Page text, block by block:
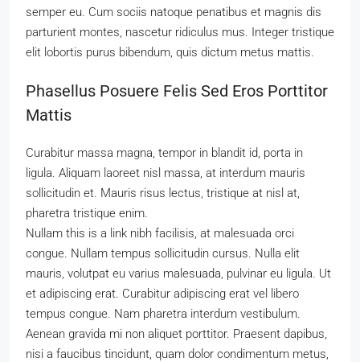
semper eu. Cum sociis natoque penatibus et magnis dis
parturient montes, nascetur ridiculus mus. Integer tristique
elit lobortis purus bibendum, quis dictum metus mattis.
Phasellus Posuere Felis Sed Eros Porttitor
Mattis
Curabitur massa magna, tempor in blandit id, porta in
ligula. Aliquam laoreet nisl massa, at interdum mauris
sollicitudin et. Mauris risus lectus, tristique at nisl at,
pharetra tristique enim.
Nullam this is a link nibh facilisis, at malesuada orci
congue. Nullam tempus sollicitudin cursus. Nulla elit
mauris, volutpat eu varius malesuada, pulvinar eu ligula. Ut
et adipiscing erat. Curabitur adipiscing erat vel libero
tempus congue. Nam pharetra interdum vestibulum.
Aenean gravida mi non aliquet porttitor. Praesent dapibus,
nisi a faucibus tincidunt, quam dolor condimentum metus,